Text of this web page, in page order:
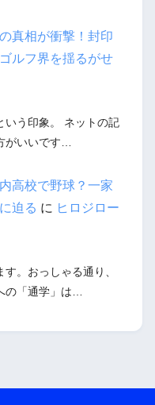
真相が衝撃！封印
ルフ界を揺るがせ
いう印象。 ネットの記
がいいです…
高校で野球？一家
迫る に ヒロジロー
。おっしゃる通り、
の「通学」は…